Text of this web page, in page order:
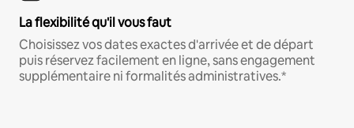
La flexibilité qu'il vous faut
Choisissez vos dates exactes d'arrivée et de départ
puis réservez facilement en ligne, sans engagement
supplémentaire ni formalités administratives.*